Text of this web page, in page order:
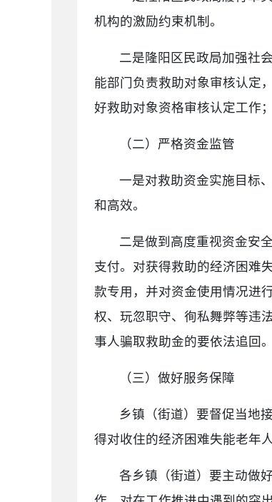
机构的激励约束机制。
二是隆阳区民政局加强社
能部门负责救助对象审核认定
好救助对象资格审核认定工作
（二）严格资金监管
一是对救助资金实施目标
和高效。
二是做到高度重视资金安
支付。对获得救助的经济困难
款专用，并对资金使用情况进
权、玩忽职守、徇私舞弊等违
事人骗取救助金的要依法追回。
（三）做好服务保障
乡镇（街道）要督促当地
得对收住的经济困难失能老年
各乡镇（街道）要主动做